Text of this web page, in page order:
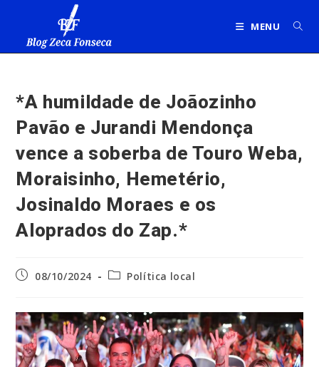
MENU
*A humildade de Joãozinho
Pavão e Jurandi Mendonça
vence a soberba de Touro Weba,
Moraisinho, Hemetério,
Josinaldo Moraes e os
Aloprados do Zap.*
Post08/10/2024
Categoria
Política local